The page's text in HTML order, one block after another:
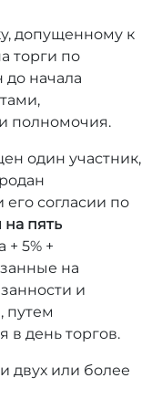
допущенному к
торги по
до начала
полномочия.
один участник,
согласии по
пять
+ 5% +
на
и
путем
в день торгов.
двух или более